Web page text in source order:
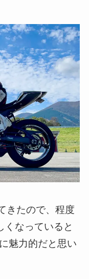
きたので、程度
くなっていると
魅力的だと思い